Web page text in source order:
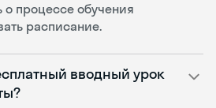
о процессе обучения
расписание.
вводный урок